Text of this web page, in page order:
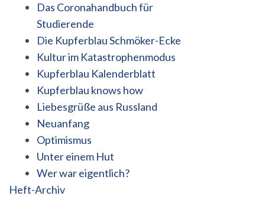
Das Coronahandbuch für
Studierende
Die Kupferblau Schmöker-Ecke
Kultur im Katastrophenmodus
Kupferblau Kalenderblatt
Kupferblau knows how
Liebesgrüße aus Russland
Neuanfang
Optimismus
Unter einem Hut
Wer war eigentlich?
Heft-Archiv